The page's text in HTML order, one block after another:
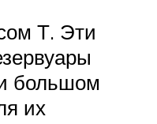
Т. Эти
большом
их